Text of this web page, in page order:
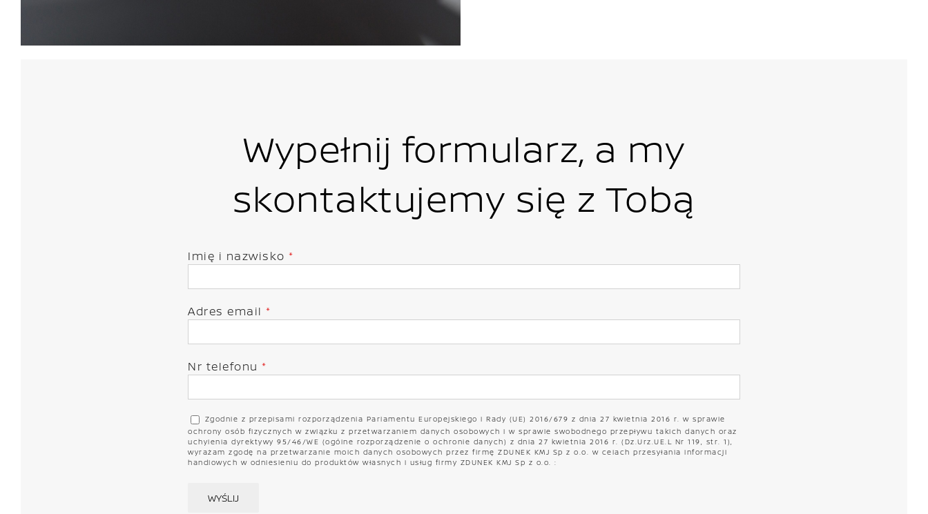
Wypełnij formularz, a my
skontaktujemy się z Tobą
Imię i nazwisko *
Adres email *
Nr telefonu *
Zgodnie z przepisami rozporządzenia Parlamentu Europejskiego i Rady (UE) 2016/679 z dnia 27 kwietnia 2016 r. w sprawie
ochrony osób fizycznych w związku z przetwarzaniem danych osobowych i w sprawie swobodnego przepływu takich danych oraz
uchylenia dyrektywy 95/46/WE (ogólne rozporządzenie o ochronie danych) z dnia 27 kwietnia 2016 r. (Dz.Urz.UE.L Nr 119, str. 1),
wyrażam zgodę na przetwarzanie moich danych osobowych przez firmę ZDUNEK KMJ Sp z o.o. w celach przesyłania informacji
handlowych w odniesieniu do produktów własnych i usług firmy ZDUNEK KMJ Sp z o.o. :